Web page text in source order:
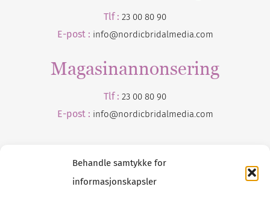
Behandle samtykke for
informasjonskapsler
Tlf : 23 00 80 90
E-post : info@nordicbridalmedia.com
Magasinannonsering
Tlf : 23 00 80 90
E-post : info@nordicbridalmedia.com